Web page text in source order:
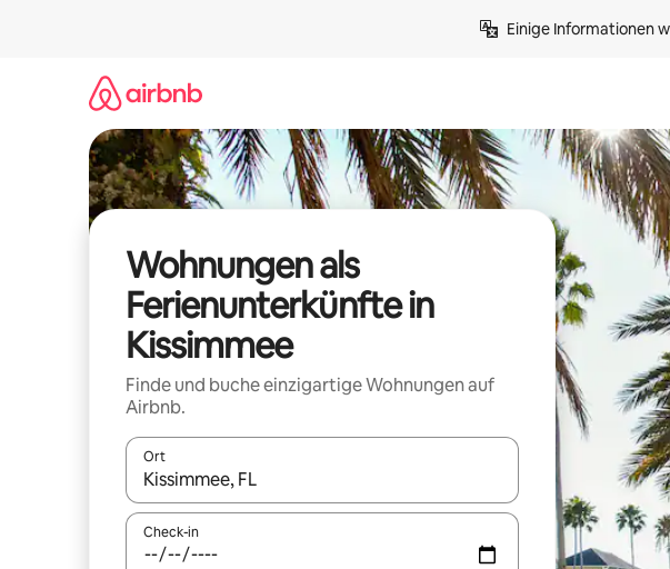
Einige Informationen
Wohnungen als
Ferienunterkünfte in
Kissimmee
Finde und buche einzigartige Wohnungen auf
Airbnb.
Ort
Wenn Ergebnisse verfügbar sind, navigiere mit den Pfeiltasten nach
Check-in